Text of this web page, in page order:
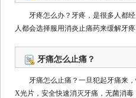
牙疼怎么办？牙疼，是很多人都
人都会选择服用消炎止痛药来缓解牙
牙痛怎么止痛？
牙痛怎么止痛？一旦犯起牙痛来
X光片，安全快速消灭牙痛，无菌消毒